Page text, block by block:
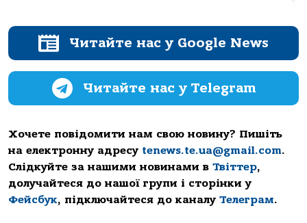
Читайте нас у Google News
Читайте нас у Telegram
Хочете повідомити нам свою новину? Пишіть
на електронну адресу tenews.te.ua@gmail.com.
Слідкуйте за нашими новинами в Твіттер,
долучайтеся до нашої групи і сторінки у
Фейсбук, підключайтеся до каналу Телеграм.